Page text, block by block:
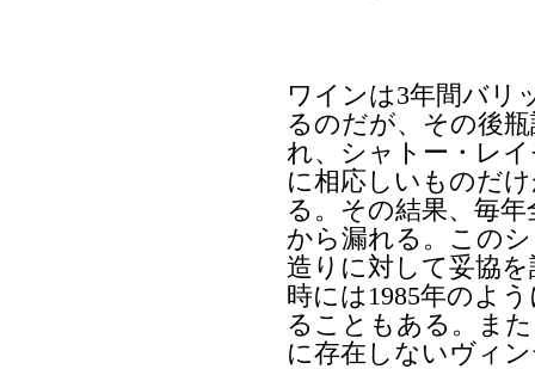
ワインは3年間バリ
るのだが、その後
れ、シャトー・レ
に相応しいものだ
る。その結果、毎
から漏れる。この
造りに対して妥協
時には1985年のよ
ることもある。ま
に存在しないヴィ